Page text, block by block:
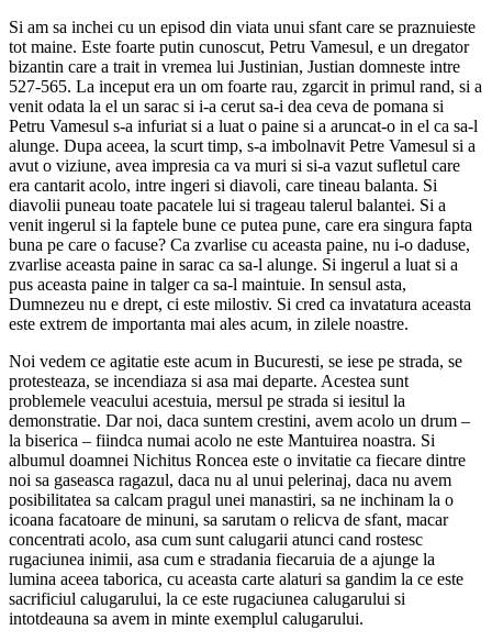
Si am sa inchei cu un episod din viata unui sfant care se praznuieste
tot maine. Este foarte putin cunoscut, Petru Vamesul, e un dregator
bizantin care a trait in vremea lui Justinian, Justian domneste intre
527-565. La inceput era un om foarte rau, zgarcit in primul rand, si a
venit odata la el un sarac si i-a cerut sa-i dea ceva de pomana si
Petru Vamesul s-a infuriat si a luat o paine si a aruncat-o in el ca sa-l
alunge. Dupa aceea, la scurt timp, s-a imbolnavit Petre Vamesul si a
avut o viziune, avea impresia ca va muri si si-a vazut sufletul care
era cantarit acolo, intre ingeri si diavoli, care tineau balanta. Si
diavolii puneau toate pacatele lui si trageau talerul balantei. Si a
venit ingerul si la faptele bune ce putea pune, care era singura fapta
buna pe care o facuse? Ca zvarlise cu aceasta paine, nu i-o daduse,
zvarlise aceasta paine in sarac ca sa-l alunge. Si ingerul a luat si a
pus aceasta paine in talger ca sa-l maintuie. In sensul asta,
Dumnezeu nu e drept, ci este milostiv. Si cred ca invatatura aceasta
este extrem de importanta mai ales acum, in zilele noastre.
Noi vedem ce agitatie este acum in Bucuresti, se iese pe strada, se
protesteaza, se incendiaza si asa mai departe. Acestea sunt
problemele veacului acestuia, mersul pe strada si iesitul la
demonstratie. Dar noi, daca suntem crestini, avem acolo un drum –
la biserica – fiindca numai acolo ne este Mantuirea noastra. Si
albumul doamnei Nichitus Roncea este o invitatie ca fiecare dintre
noi sa gaseasca ragazul, daca nu al unui pelerinaj, daca nu avem
posibilitatea sa calcam pragul unei manastiri, sa ne inchinam la o
icoana facatoare de minuni, sa sarutam o relicva de sfant, macar
concentrati acolo, asa cum sunt calugarii atunci cand rostesc
rugaciunea inimii, asa cum e stradania fiecaruia de a ajunge la
lumina aceea taborica, cu aceasta carte alaturi sa gandim la ce este
sacrificiul calugarului, la ce este rugaciunea calugarului si
intotdeauna sa avem in minte exemplul calugarului.